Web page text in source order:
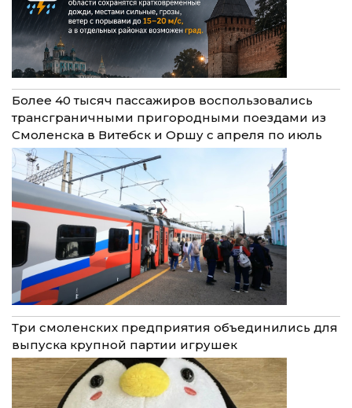
Более 40 тысяч пассажиров воспользовались
трансграничными пригородными поездами из
Смоленска в Витебск и Оршу с апреля по июль
Три смоленских предприятия объединились для
выпуска крупной партии игрушек